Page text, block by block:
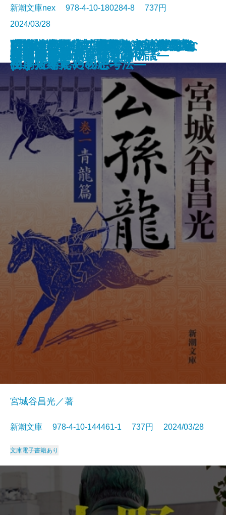
令和元年のテロリズム
ごんぎつね でんでんむしのかな
しみ―新美南吉傑作選―
古くてあたらしい仕事
絆―棋士たち 師弟の物語―
ごんぎつねの夢
小説8050
AI監獄ウイグル
夜の人々
可能性の怪物 文豪とアルケミス
ト短編集
VR浮遊館の謎―探偵AIのリアル・
ディープラーニング―
新潮文庫nex 978-4-10-180284-8 737円
2024/03/28
文庫電子書籍あり
公孫龍 巻一 青龍篇
宮城谷昌光／著
新潮文庫 978-4-10-144461-1 737円 2024/03/28
文庫電子書籍あり
上野アンダーグラウンド
おカネの教室―僕らがおかしなク
ラブで学んだ秘密―
羅城門に啼く
「科学的」は武器になる―世界を
生き抜くための思考法―
放浪・雪の夜―織田作之助傑作集
―
(霊媒の話より)題未定―安部公房
初期短編集―
空白の意匠―初期ミステリ傑作集
(二)―
わたしの名前を消さないで
幽世の薬剤師6